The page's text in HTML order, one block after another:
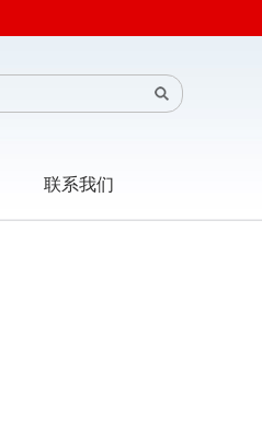
联系我们